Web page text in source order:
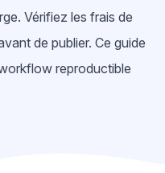
Vérifiez les frais de
de publier. Ce guide
reproductible